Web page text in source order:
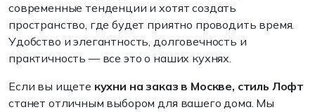
современные тенденции и хотят создать
пространство, где будет приятно проводить время.
Удобство и элегантность, долговечность и
практичность — все это о наших кухнях.
Если вы ищете кухни на заказ в Москве, стиль Лофт
станет отличным выбором для вашего дома. Мы